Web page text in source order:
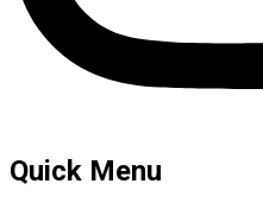
Quick Menu